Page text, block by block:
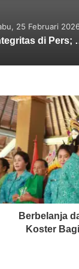
Rabu, 25 Februari
Berbelanja
Koster